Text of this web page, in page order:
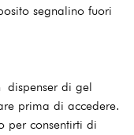
segnalino fuori
dispenser di gel
prima di accedere.
per consentirti di